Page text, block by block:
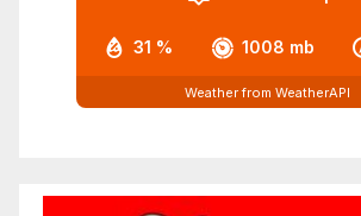
31 % 1008 mb
Weather from WeatherAPI